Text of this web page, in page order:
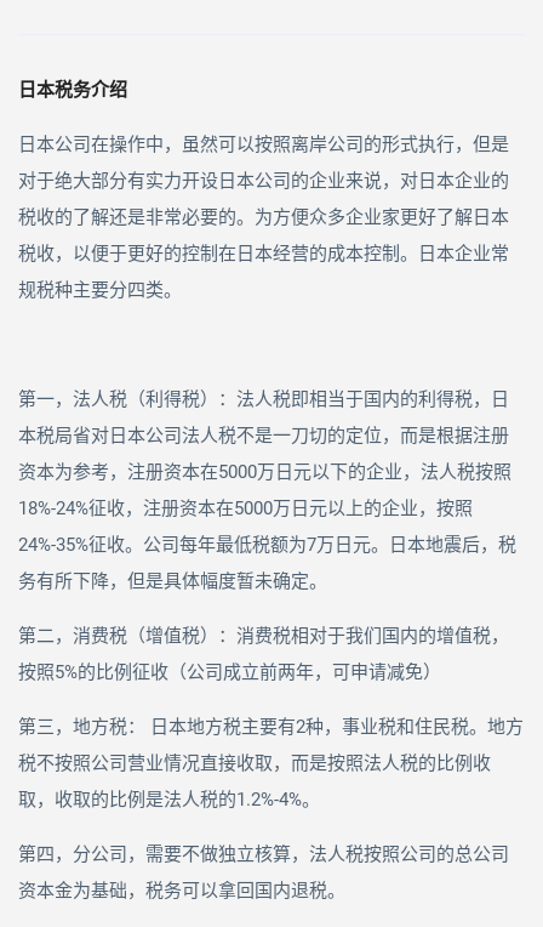
日本税务介绍
日本公司在操作中，虽然可以按照离岸公司的形式执行，但是
对于绝大部分有实力开设日本公司的企业来说，对日本企业的
税收的了解还是非常必要的。为方便众多企业家更好了解日本
税收，以便于更好的控制在日本经营的成本控制。日本企业常
规税种主要分四类。
第一，法人税（利得税）：法人税即相当于国内的利得税，日
本税局省对日本公司法人税不是一刀切的定位，而是根据注册
资本为参考，注册资本在5000万日元以下的企业，法人税按照
18%-24%征收，注册资本在5000万日元以上的企业，按照
24%-35%征收。公司每年最低税额为7万日元。日本地震后，税
务有所下降，但是具体幅度暂未确定。
第二，消费税（增值税）：消费税相对于我们国内的增值税，
按照5%的比例征收（公司成立前两年，可申请减免）
第三，地方税： 日本地方税主要有2种，事业税和住民税。地方
税不按照公司营业情况直接收取，而是按照法人税的比例收
取，收取的比例是法人税的1.2%-4%。
第四，分公司，需要不做独立核算，法人税按照公司的总公司
资本金为基础，税务可以拿回国内退税。